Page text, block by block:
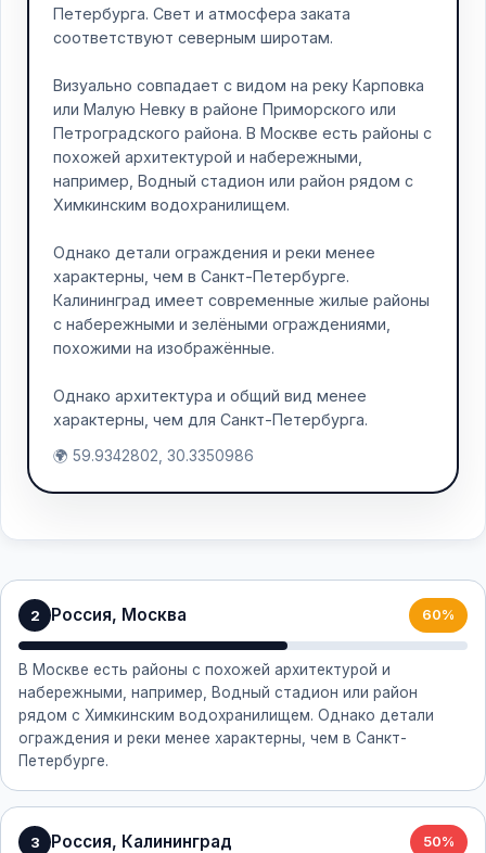
Петербурга. Свет и атмосфера заката
соответствуют северным широтам.
Визуально совпадает с видом на реку Карповка
или Малую Невку в районе Приморского или
Петроградского района. В Москве есть районы с
похожей архитектурой и набережными,
например, Водный стадион или район рядом с
Химкинским водохранилищем.
Однако детали ограждения и реки менее
характерны, чем в Санкт-Петербурге.
Калининград имеет современные жилые районы
с набережными и зелёными ограждениями,
похожими на изображённые.
Однако архитектура и общий вид менее
характерны, чем для Санкт-Петербурга.
🌍 59.9342802, 30.3350986
2 Россия, Москва 60%
В Москве есть районы с похожей архитектурой и
набережными, например, Водный стадион или район
рядом с Химкинским водохранилищем. Однако детали
ограждения и реки менее характерны, чем в Санкт-
Петербурге.
3 Россия, Калининград 50%